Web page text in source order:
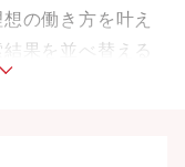
の働き方を叶え
果を並べ替える